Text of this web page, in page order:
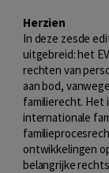
Herzien
In deze zesde
uitgebreid: het
rechten van
aan bod,
familierecht. Het
internationale
ontwikkelingen
belangrijke